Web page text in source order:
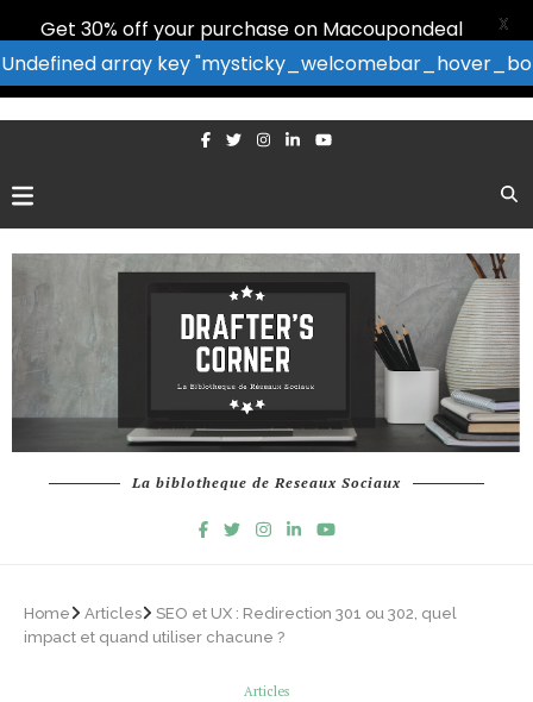
La biblotheque de Reseaux Sociaux
Home Articles
SEO et UX : Redirection 301 ou 302, quel
impact et quand utiliser chacune ?
Articles
Get 30% off your purchase on Macoupondeal
Undefined array key
X